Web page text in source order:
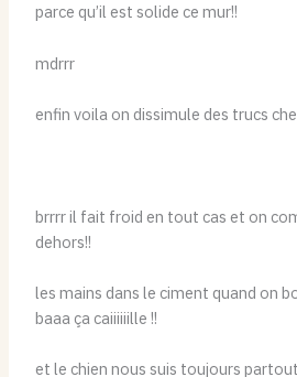
parce qu’il est solide ce mur!!
mdrrr
enfin voila on dissimule des trucs
brrrr il fait froid en tout cas et on
dehors!!
les mains dans le ciment quand on
baaa ça caiiiiiille !!
et le chien nous suis toujours